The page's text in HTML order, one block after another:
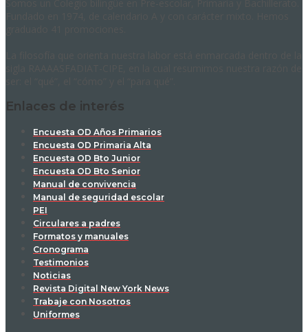
Enlaces de interés
Encuesta OD Años Primarios
Encuesta OD Primaria Alta
Encuesta OD Bto Junior
Encuesta OD Bto Senior
Manual de convivencia
Manual de seguridad escolar
PEI
Circulares a padres
Formatos y manuales
Cronograma
Testimonios
Noticias
Revista Digital New York News
Trabaje con Nosotros
Uniformes